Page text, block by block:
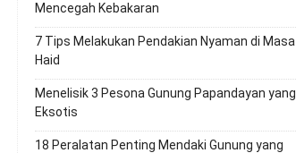
Mencegah Kebakaran
7 Tips Melakukan Pendakian Nyaman di Masa
Haid
Menelisik 3 Pesona Gunung Papandayan yang
Eksotis
18 Peralatan Penting Mendaki Gunung yang